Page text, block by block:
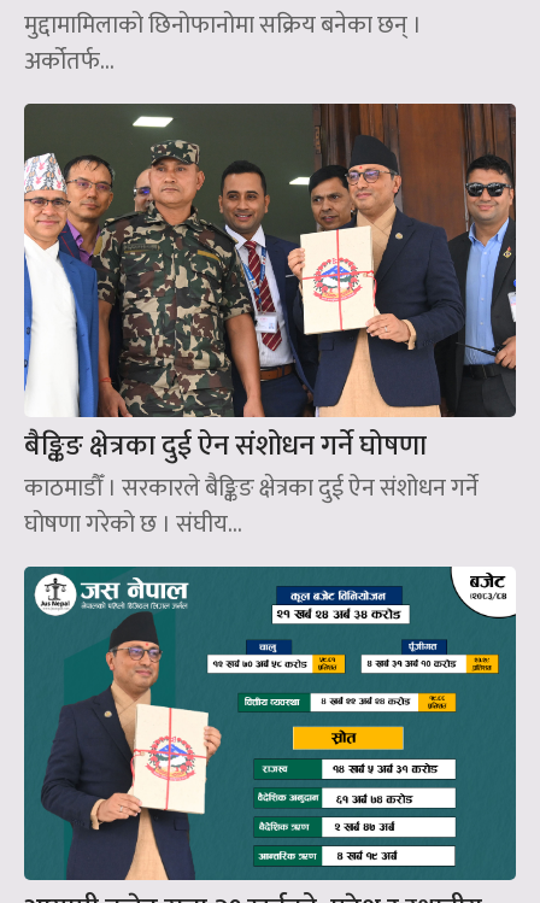
मुद्दामामिलाको छिनोफानोमा सक्रिय बनेका छन् ।
अर्कोतर्फ...
बैङ्किङ क्षेत्रका दुई ऐन संशोधन गर्ने घोषणा
काठमाडौँ । सरकारले बैङ्किङ क्षेत्रका दुई ऐन संशोधन गर्ने
घोषणा गरेको छ । संघीय...